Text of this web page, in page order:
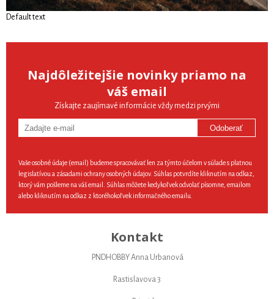
Default text
Najdôležitejšie novinky priamo na
váš email
Získajte zaujímavé informácie vždy medzi prvými
Odoberať
Vaše osobné údaje (email) budeme spracovávať len za týmto účelom v súlade s platnou
legislatívou a zásadami ochrany osobných údajov. Súhlas potvrdíte kliknutím na odkaz,
ktorý vám pošleme na váš email. Súhlas môžete kedykoľvek odvolať písomne, emailom
alebo kliknutím na odkaz z ktoréhokoľvek informačného emailu.
Kontakt
PNDHOBBY Anna Urbanová
Rastislavova 3